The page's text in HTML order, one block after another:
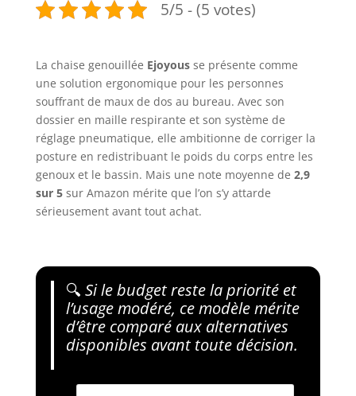
5/5 - (5 votes)
La chaise genouillée Ejoyousse présente comme
une solution ergonomique pour les personnes
souffrant de maux de dos au bureau. Avec son
dossier en maille respirante et son système de
réglage pneumatique, elle ambitionne de corriger la
posture en redistribuant le poids du corps entre les
genoux et le bassin. Mais une note moyenne de 2,9
sur 5sur Amazon mérite que l’on s’y attarde
sérieusement avant tout achat.
🔍 Si le budget reste la priorité et
l’usage modéré, ce modèle mérite
d’être comparé aux alternatives
disponibles avant toute décision.